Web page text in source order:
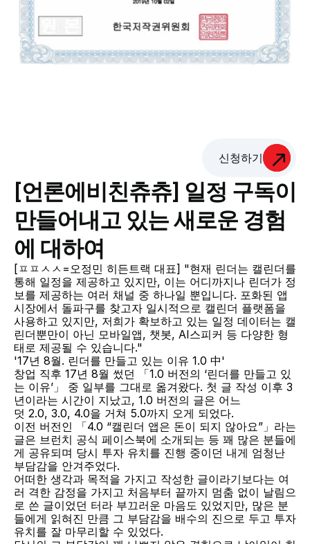
신청하기
[언론에비친츄츄] 일정 구독이
만들어내고 있는 새로운 경험
에 대하여
[ㅍㅍㅅㅅ=오정민 히든트랙 대표] "현재 린더는 캘린더를
통해 일정을 제공하고 있지만, 이는 어디까지나 린더가 정
보를 제공하는 여러 채널 중 하나일 뿐입니다. 포화된 앱
시장에서 돌파구를 찾고자 일시적으로 캘린더 플랫폼을
사용하고 있지만, 저희가 확보하고 있는 일정 데이터는 캘
린더뿐만이 아닌 모바일앱, 챗봇, AI스피커 등 다양한 형
태로 제공될 수 있습니다."
'17년 8월. 린더를 만들고 있는 이유 1.0 中'
창업 직후 17년 8월 썼던 「1.0 버전의 ‘린더를 만들고 있
는 이유’」 중 일부를 그대로 옮겨왔다. 첫 글 작성 이후 3
년이라는 시간이 지났고, 1.0 버전의 글은 어느
덧 2.0, 3.0, 4.0을 거쳐 5.0까지 오게 되었다.
이전 버전인 「4.0 “캘린더 앱은 돈이 되지 않아요”」라는
글은 브런치 공식 페이스북에 소개되는 등 꽤 많은 분들에
게 공유되며 당시 투자 유치를 진행 중이던 내게 엄청난
부담감을 안겨주었다.
어떠한 생각과 목적을 가지고 작성한 글이라기보다는 여
러 격한 감정을 가지고 처음부터 끝까지 멈춤 없이 날림으
로 쓴 글이었던 터라 부끄러운 마음도 있었지만, 많은 분
들에게 읽혀진 만큼 그 부담감을 배수의 진으로 두고 투자
유치를 잘 마무리할 수 있었다.